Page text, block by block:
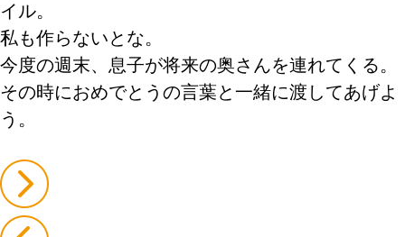
イル。
私も作らないとな。
今度の週末、息子が将来の奥さんを連れてくる。
その時におめでとうの言葉と一緒に渡してあげよ
う。